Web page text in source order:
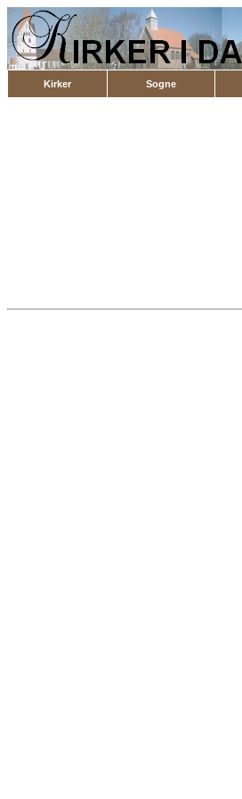
Kirker Sogne